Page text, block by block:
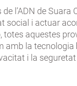
l’ADN de Suara
social i actuar
totes aquestes
amb la tecnologia
i la seguretat